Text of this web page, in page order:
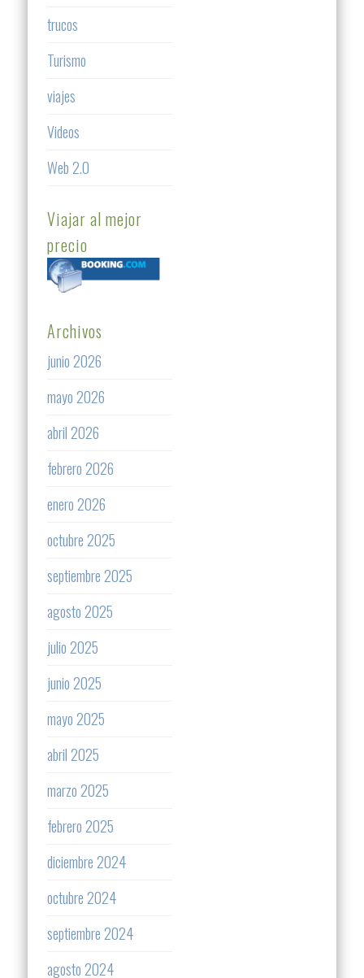
trucos
Turismo
viajes
Videos
Web 2.0
Viajar al mejor
precio
Archivos
junio 2026
mayo 2026
abril 2026
febrero 2026
enero 2026
octubre 2025
septiembre 2025
agosto 2025
julio 2025
junio 2025
mayo 2025
abril 2025
marzo 2025
febrero 2025
diciembre 2024
octubre 2024
septiembre 2024
agosto 2024